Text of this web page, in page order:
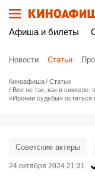
Афиша и билеты
Новости Статьи
Киноафиша
Статьи
Все не так, как в
«Иронии судьбы» остаться
Советские актеры
24 октября 2024 21:31